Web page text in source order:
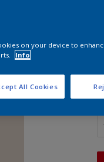
on your device to
Info
All Cookies